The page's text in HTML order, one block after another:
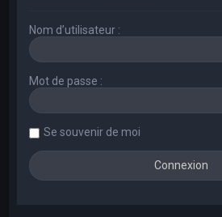
Nom d’utilisateur :
Mot de passe :
Se souvenir de moi